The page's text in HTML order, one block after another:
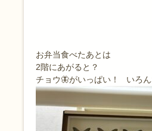
お弁当食べたあとは
2階にあがると？
チョウ🦋がいっぱい！ いろん